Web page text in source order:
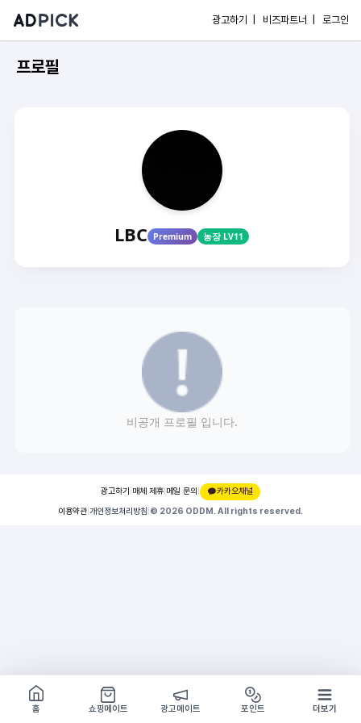
광고하기 | 비즈파트너 | 로그인
프로필
LBC Premium 농장 LV11
비공개 프로필 입니다.
광고하기 매체 제휴 메일 문의 |
카카오채널
이용약관 개인정보처리방침 © 2026 ODDM. All rights reserved.
쇼핑몰 구경하기
방문시 1G
홈
쇼핑메이트 광고메이트 포인트 더보기